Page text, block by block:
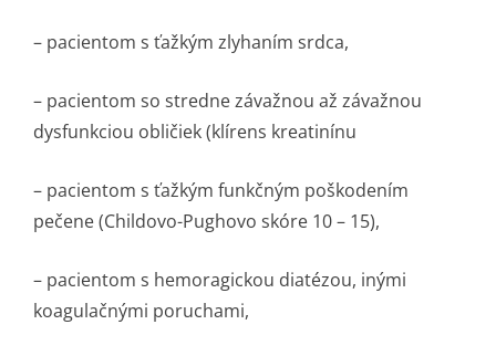
– pacientom s ťažkým zlyhaním srdca,
– pacientom so stredne závažnou až závažnou
dysfunkciou obličiek (klírens kreatinínu
– pacientom s ťažkým funkčným poškodením
pečene (Childovo-Pughovo skóre 10 – 15),
– pacientom s hemoragickou diatézou, inými
koagulačnými poruchami,